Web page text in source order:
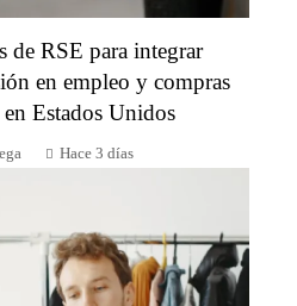
de RSE para integrar
en empleo y compras
en Estados Unidos
Hace 3 días